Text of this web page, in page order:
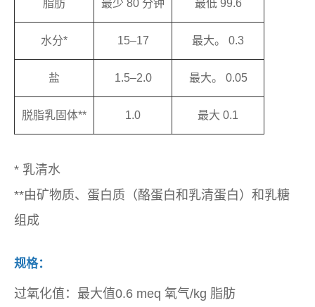
脂肪 最少 80 分钟 最低 99.6
水分* 15–17 最大。 0.3
盐 1.5–2.0 最大。 0.05
脱脂乳固体** 1.0 最大 0.1
* 乳清水
**由矿物质、蛋白质（酪蛋白和乳清蛋白）和乳糖
组成
规格：
过氧化值：最大值0.6 meq 氧气/kg 脂肪